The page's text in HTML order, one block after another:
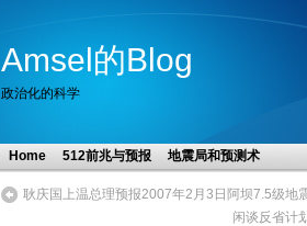
Amsel的Blog
政治化的科学
Home 512前兆与预报 地震局和预测术
耿庆国上温总理预报2007年2月3日阿坝7.5级地
闲谈反省计